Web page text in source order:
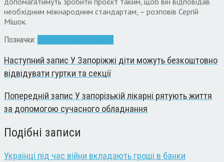
необхідним міжнародним стандартам, – розповів Сергій
Мішок.
Позначки:
Наступний запис У Запоріжжі діти можуть безкоштовно
відвідувати гуртки та секції
Попередній запис У запорізькій лікарні рятують життя
за допомогою сучасного обладнання
Подібні записи
Українці під час війни вкладають гроші в банки